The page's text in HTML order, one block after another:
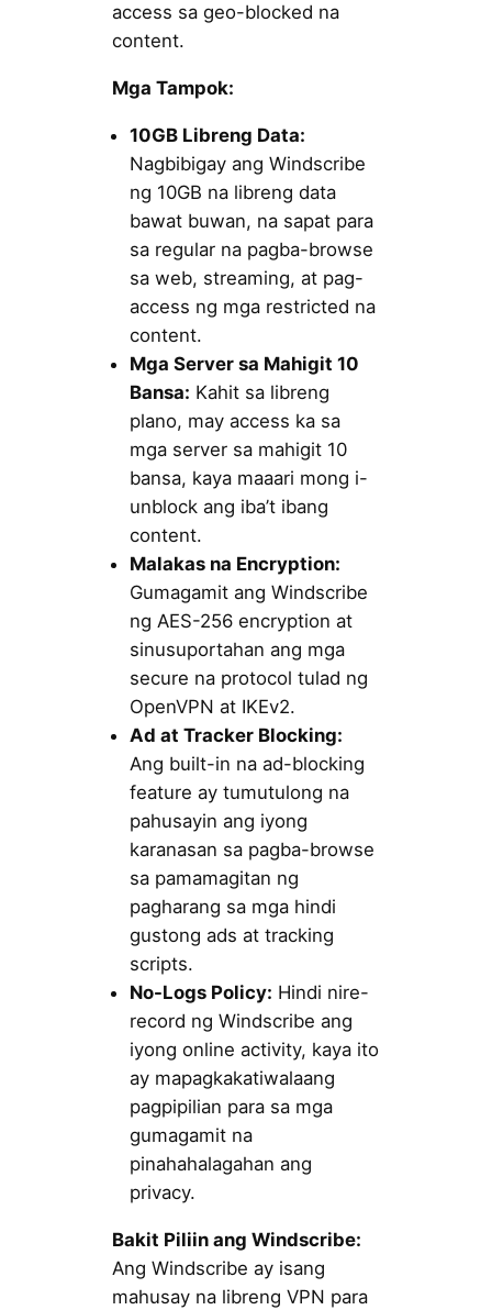
access sa geo-blocked na
content.
Mga Tampok:
10GB Libreng Data:
Nagbibigay ang Windscribe
ng 10GB na libreng data
bawat buwan, na sapat para
sa regular na pagba-browse
sa web, streaming, at pag-
access ng mga restricted na
content.
Mga Server sa Mahigit 10
Bansa: Kahit sa libreng
plano, may access ka sa
mga server sa mahigit 10
bansa, kaya maaari mong i-
unblock ang iba’t ibang
content.
Malakas na Encryption:
Gumagamit ang Windscribe
ng AES-256 encryption at
sinusuportahan ang mga
secure na protocol tulad ng
OpenVPN at IKEv2.
Ad at Tracker Blocking:
Ang built-in na ad-blocking
feature ay tumutulong na
pahusayin ang iyong
karanasan sa pagba-browse
sa pamamagitan ng
pagharang sa mga hindi
gustong ads at tracking
scripts.
No-Logs Policy: Hindi nire-
record ng Windscribe ang
iyong online activity, kaya ito
ay mapagkakatiwalaang
pagpipilian para sa mga
gumagamit na
pinahahalagahan ang
privacy.
Bakit Piliin ang Windscribe:
Ang Windscribe ay isang
mahusay na libreng VPN para